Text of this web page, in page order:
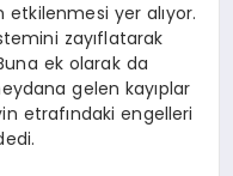
etkilenmesi yer alıyor.
zayıflatarak
ek olarak da
gelen kayıplar
etrafındaki engelleri